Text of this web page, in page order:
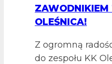
OLEŚNICA!
Z ogromną
do zespołu KK